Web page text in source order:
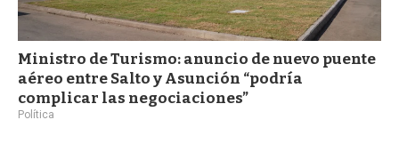
Ministro de Turismo: anuncio de nuevo puente
aéreo entre Salto y Asunción “podría
complicar las negociaciones”
Política